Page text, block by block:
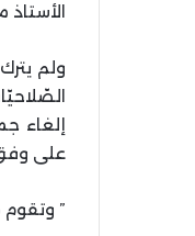
ولم
إلغاء
على
” وتقوم